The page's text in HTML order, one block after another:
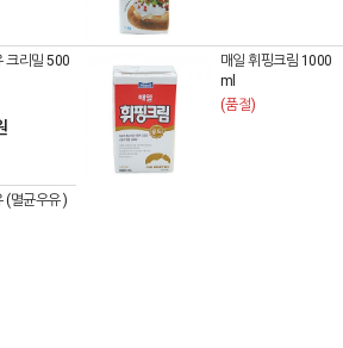
크리밀 500
매일 휘핑크림 1000
ml
(품절)
(멸균우유 )